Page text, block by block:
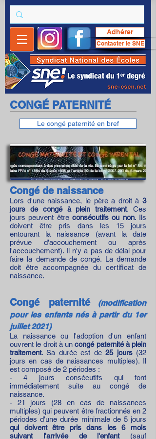
Adhérer
Contacter le SNE
CONGÉ PATERNITÉ
Le congé paternité en bref
Congé de naissance
Lors d'une naissance, le père a droit à 3
jours de congé à plein traitement. Ces
jours peuvent être consécutifs ou non. Ils
doivent être pris dans les 15 jours
entourant la naissance (avant la date
prévue d'accouchement ou après
l'accouchement). Il n'y a pas de délai pour
faire la demande de congé. La demande
doit être accompagnée du certificat de
naissance.
Congé paternité(modification
pour les enfants nés à partir du 1er
juillet 2021)
La naissance ou l'adoption d'un enfant
ouvrent le droit à uncongé paternité à plein
traitement. Sa durée est de25 jours(32
jours en cas de naissances multiples). Il
est composé de 2 périodes :
- 4 jours consécutifs qui font
immédiatement suite au congé de
naissance.
- 21 jours (28 en cas de naissances
multiples) qui peuvent être fractionnés en 2
périodes d'une durée minimale de 5 jours
qui doivent être pris dans les 6 mois
suivant l'arrivée de l'enfant(sauf